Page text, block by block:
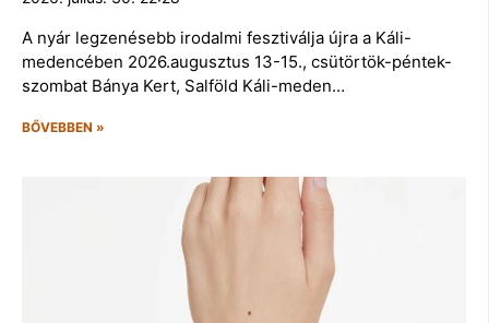
A nyár legzenésebb irodalmi fesztiválja újra a Káli-
medencében 2026.augusztus 13-15., csütörtök-péntek-
szombat Bánya Kert, Salföld Káli-meden…
BŐVEBBEN »